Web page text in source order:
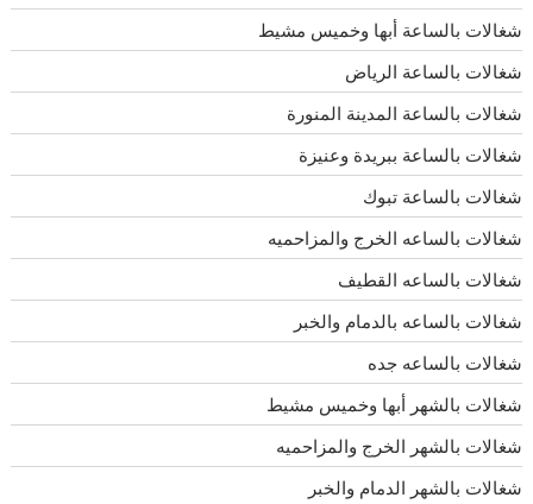
شغالات بالساعة أبها وخميس مشيط
شغالات بالساعة الرياض
شغالات بالساعة المدينة المنورة
شغالات بالساعة ببريدة وعنيزة
شغالات بالساعة تبوك
شغالات بالساعه الخرج والمزاحميه
شغالات بالساعه القطيف
شغالات بالساعه بالدمام والخبر
شغالات بالساعه جده
شغالات بالشهر أبها وخميس مشيط
شغالات بالشهر الخرج والمزاحميه
شغالات بالشهر الدمام والخبر